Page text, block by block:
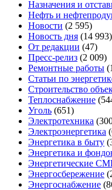
Назначения и
Нефть и
Новости (2 595)
Новость дня (14 993)
От редакции (47)
Пресс-релиз (2 009)
Ремонтные работы
Статьи по
Строительство
Теплоснабжение
Уголь (651)
Электротехника
Электроэнергетика
Энергетика в быту
Энергетика и
Энергетические
Энергосбережение
Энергоснабжение